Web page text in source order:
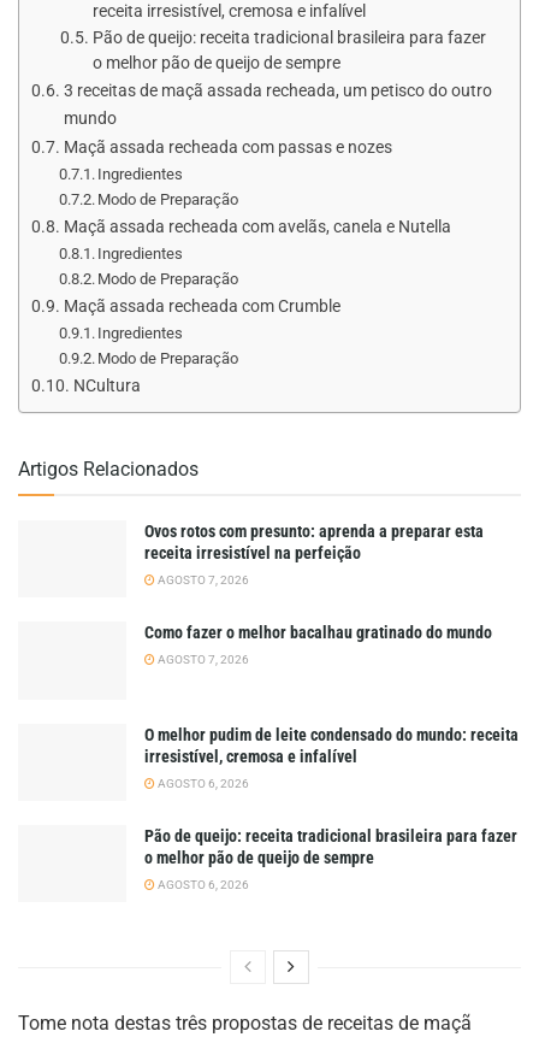
receita irresistível, cremosa e infalível
Pão de queijo: receita tradicional brasileira para fazer
o melhor pão de queijo de sempre
3 receitas de maçã assada recheada, um petisco do outro
mundo
Maçã assada recheada com passas e nozes
Ingredientes
Modo de Preparação
Maçã assada recheada com avelãs, canela e Nutella
Ingredientes
Modo de Preparação
Maçã assada recheada com Crumble
Ingredientes
Modo de Preparação
NCultura
Artigos Relacionados
Ovos rotos com presunto: aprenda a preparar esta
receita irresistível na perfeição
AGOSTO 7, 2026
Como fazer o melhor bacalhau gratinado do mundo
AGOSTO 7, 2026
O melhor pudim de leite condensado do mundo: receita
irresistível, cremosa e infalível
AGOSTO 6, 2026
Pão de queijo: receita tradicional brasileira para fazer
o melhor pão de queijo de sempre
AGOSTO 6, 2026
Tome nota destas três propostas de receitas de maçã